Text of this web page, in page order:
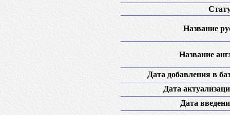
Название
Название
Дата добавления в
Дата
Дата